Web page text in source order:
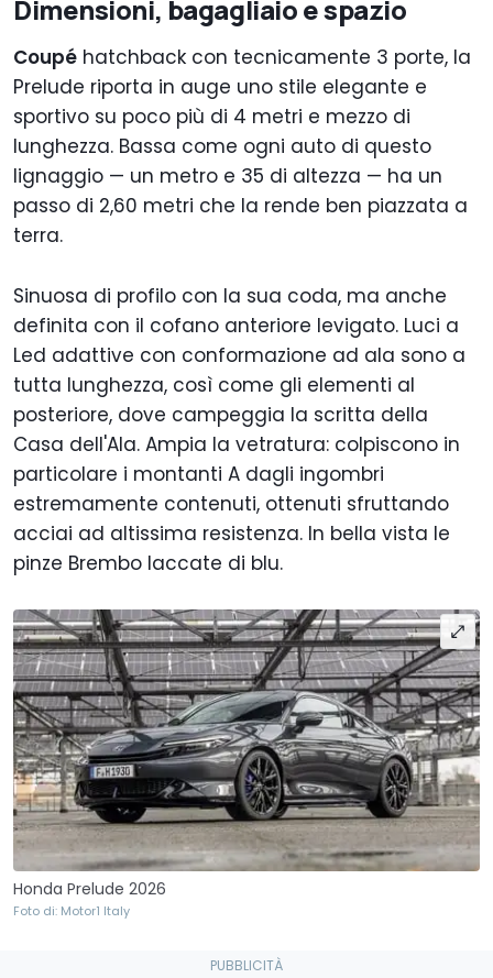
Dimensioni, bagagliaio e spazio
Coupé hatchback con tecnicamente 3 porte, la
Prelude riporta in auge uno stile elegante e
sportivo su poco più di 4 metri e mezzo di
lunghezza. Bassa come ogni auto di questo
lignaggio — un metro e 35 di altezza — ha un
passo di 2,60 metri che la rende ben piazzata a
terra.
Sinuosa di profilo con la sua coda, ma anche
definita con il cofano anteriore levigato. Luci a
Led adattive con conformazione ad ala sono a
tutta lunghezza, così come gli elementi al
posteriore, dove campeggia la scritta della
Casa dell'Ala. Ampia la vetratura: colpiscono in
particolare i montanti A dagli ingombri
estremamente contenuti, ottenuti sfruttando
acciai ad altissima resistenza. In bella vista le
pinze Brembo laccate di blu.
Honda Prelude 2026
Foto di: Motor1 Italy